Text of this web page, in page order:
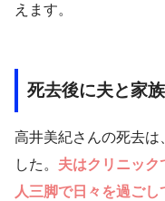
えます。
死去後に夫と家
高井美紀さんの死去
した。 夫はクリニック
人三脚で日々を過ごし